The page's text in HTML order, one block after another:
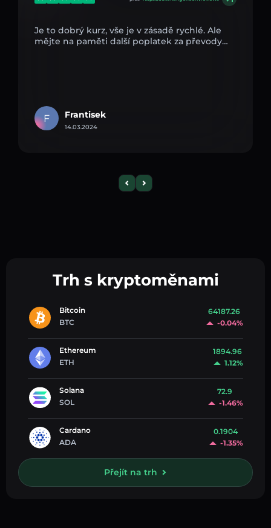
Je to dobrý kurz, vše je v zásadě rychlé. Ale
mějte na paměti další poplatek za převody…
F Frantisek
14.03.2024
Trh s kryptoměnami
Bitcoin
BTC
64187.26
-0.04%
Ethereum
ETH
1894.96
1.12%
Solana
SOL
72.9
-1.46%
Cardano
ADA
0.1904
-1.35%
Přejít na trh